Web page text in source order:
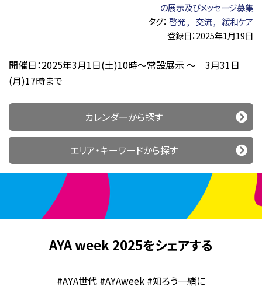
の展示及びメッセージ募集
タグ： 啓発 交流
緩和ケア
登録日：2025年1月19日
開催日：2025年3月1日(土)10時～常設展示 〜 3月31日
(月)17時まで
カレンダーから探す
エリア・キーワードから探す
AYA week 2025をシェアする
#AYA世代 #AYAweek #知ろう一緒に